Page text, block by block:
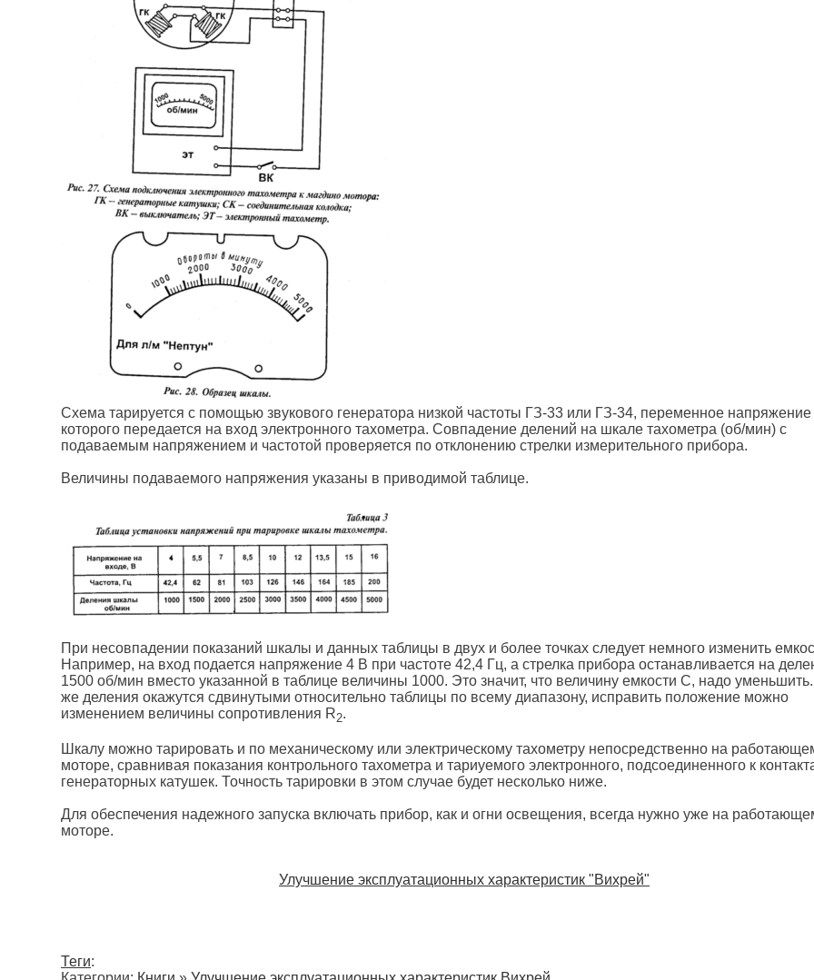
Схема тарируется с помощью звукового генератора низкой частоты ГЗ-33 или ГЗ-34, переменное напряжение
которого передается на вход электронного тахометра. Совпадение делений на шкале тахометра (об/мин) с
подаваемым напряжением и частотой проверяется по отклонению стрелки измерительного прибора.
Величины подаваемого напряжения указаны в приводимой таблице.
При несовпадении показаний шкалы и данных таблицы в двух и более точках следует немного изменить
Например, на вход подается напряжение 4 В при частоте 42,4 Гц, а стрелка прибора останавливается на
1500 об/мин вместо указанной в таблице величины 1000. Это значит, что величину емкости С, надо
же деления окажутся сдвинутыми относительно таблицы по всему диапазону, исправить положение можно
изменением величины сопротивления R2.
Шкалу можно тарировать и по механическому или электрическому тахометру непосредственно на
моторе, сравнивая показания контрольного тахометра и тариуемого электронного, подсоединенного к
генераторных катушек. Точность тарировки в этом случае будет несколько ниже.
Для обеспечения надежного запуска включать прибор, как и огни освещения, всегда нужно уже на
моторе.
Улучшение эксплуатационных характеристик "Вихрей"
Теги: